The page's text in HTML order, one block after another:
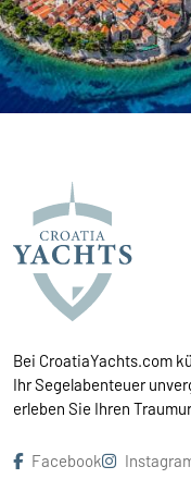
Bei CroatiaYachts.com
Ihr Segelabenteuer
erleben Sie Ihren
Facebook